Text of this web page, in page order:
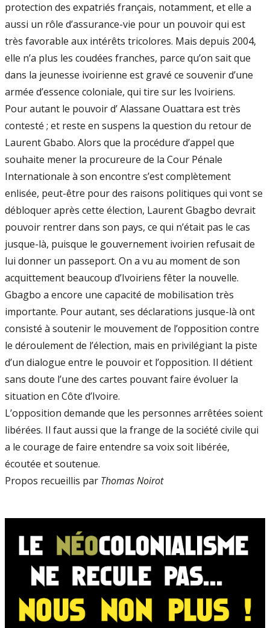
protection des expatriés français, notamment, et elle a
aussi un rôle d’assurance-vie pour un pouvoir qui est
très favorable aux intérêts tricolores. Mais depuis 2004,
elle n’a plus les coudées franches, parce qu’on sait que
dans la jeunesse ivoirienne est gravé ce souvenir d’une
armée d’essence coloniale, qui tire sur les Ivoiriens.
Pour autant le pouvoir d’ Alassane Ouattara est très
contesté ; et reste en suspens la question du retour de
Laurent Gbabo. Alors que la procédure d’appel que
souhaite mener la procureure de la Cour Pénale
Internationale à son encontre s’est complètement
enlisée, peut-être pour des raisons politiques qui vont se
débloquer après cette élection, Laurent Gbagbo devrait
pouvoir rentrer dans son pays, ce qui n’était pas le cas
jusque-là, puisque le gouvernement ivoirien refusait de
lui donner un passeport. On a vu au moment de son
acquittement beaucoup d’Ivoiriens fêter la nouvelle.
Gbagbo a encore une capacité de mobilisation très
importante. Pour autant, ses déclarations jusque-là ont
consisté à soutenir le mouvement de l’opposition contre
le déroulement de l’élection, mais en privilégiant la piste
d’un dialogue entre le pouvoir et l’opposition. Il détient
sans doute l’une des cartes pouvant faire évoluer la
situation en Côte d’Ivoire.
L’opposition demande que les personnes arrêtées soient
libérées. Il faut aussi que la frange de la société civile qui
a le courage de faire entendre sa voix soit libérée,
écoutée et soutenue.
Propos recueillis par Thomas Noirot